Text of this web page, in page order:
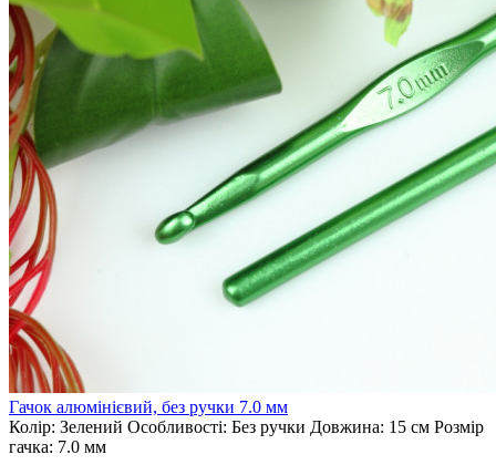
Гачок алюмінієвий, без ручки 7.0 мм
Колір: Зелений Особливості: Без ручки Довжина: 15 см Розмір
гачка: 7.0 мм